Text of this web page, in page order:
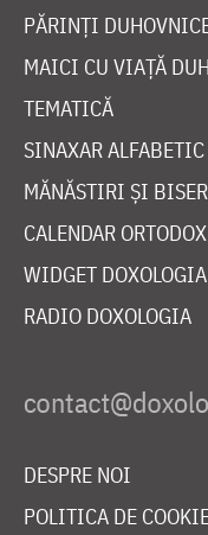
PĂRINȚI
MAICI CU VIAȚĂ
TEMATICĂ
SINAXAR ALFABETIC
MĂNĂSTIRI ȘI
CALENDAR ORTODOX
WIDGET DOXOLOGIA
RADIO DOXOLOGIA
DESPRE NOI
POLITICA DE